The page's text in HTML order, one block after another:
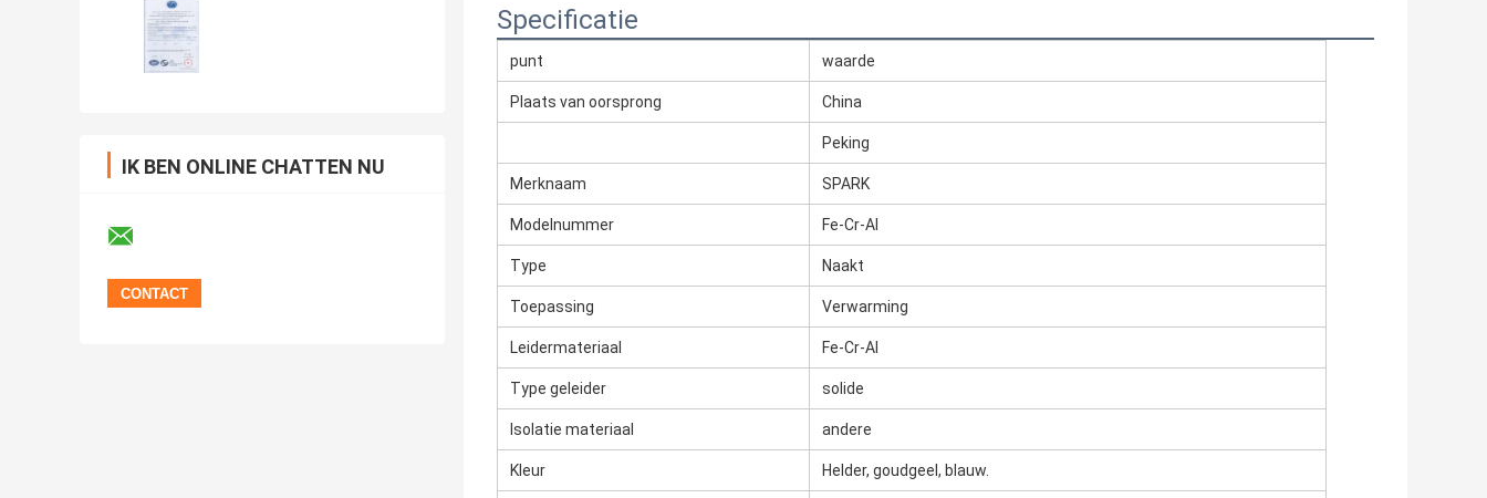
IK BEN ONLINE CHATTEN NU
Specificatie
punt waarde
Plaats van oorsprong China
Peking
Merknaam SPARK
Modelnummer Fe-Cr-Al
Type Naakt
Toepassing Verwarming
Leidermateriaal Fe-Cr-Al
Type geleider solide
Isolatie materiaal andere
Kleur Helder, goudgeel, blauw.